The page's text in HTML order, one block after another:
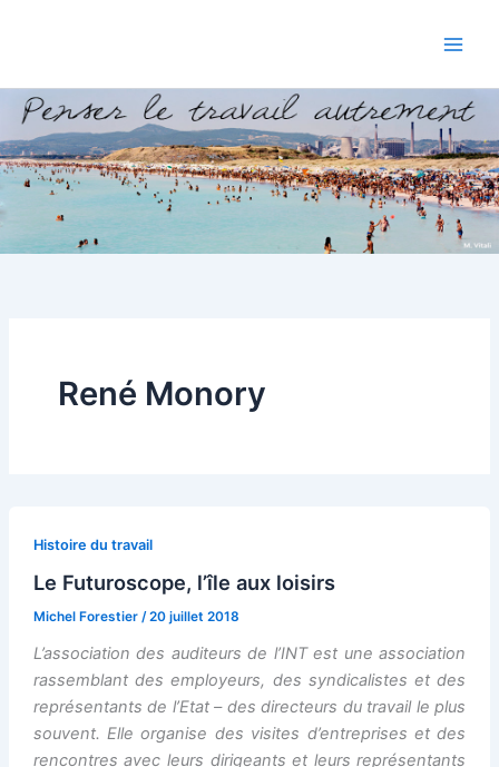
René Monory
Histoire du travail
Le Futuroscope, l’île aux loisirs
Michel Forestier /20 juillet 2018
L’association des auditeurs de l’INT est une association
rassemblant des employeurs, des syndicalistes et des
représentants de l’Etat – des directeurs du travail le plus
souvent. Elle organise des visites d’entreprises et des
rencontres avec leurs dirigeants et leurs représentants